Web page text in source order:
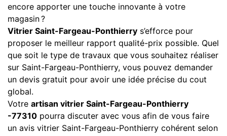
encore apporter une touche innovante à votre
magasin ?
Vitrier Saint-Fargeau-Ponthierry s’efforce pour
proposer le meilleur rapport qualité-prix possible. Quel
que soit le type de travaux que vous souhaitez réaliser
sur Saint-Fargeau-Ponthierry, vous pouvez demander
un devis gratuit pour avoir une idée précise du cout
global.
Votre artisan vitrier Saint-Fargeau-Ponthierry
-77310 pourra discuter avec vous afin de vous faire
un avis vitrier Saint-Fargeau-Ponthierry cohérent selon